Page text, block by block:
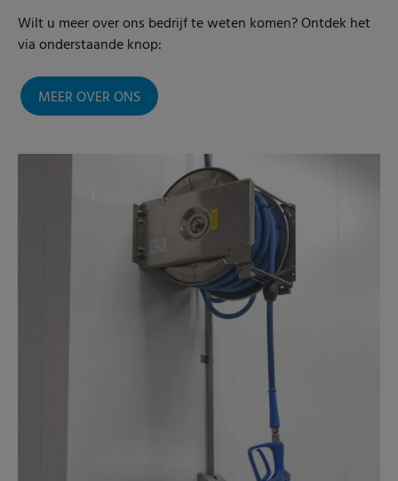
Wilt u meer over ons bedrijf te weten komen? Ontdek het
via onderstaande knop:
MEER OVER ONS